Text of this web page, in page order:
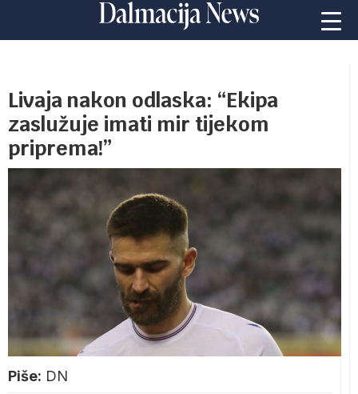
Livaja nakon odlaska: “Ekipa
zaslužuje imati mir tijekom
priprema!”
Piše: DN